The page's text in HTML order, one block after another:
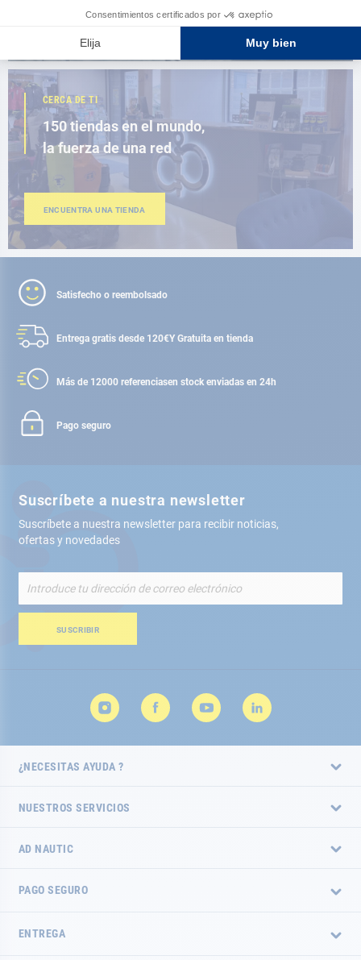
CERCA DE TI
150 tiendas en el mundo,
la fuerza de una red
ENCUENTRA UNA TIENDA
Satisfecho o reembolsado
Entrega gratis desde 120€Y Gratuita en tienda
Más de 12000 referenciasen stock enviadas en 24h
Pago seguro
Suscríbete a nuestra newsletter
Suscríbete a nuestra newsletter para recibir noticias,
ofertas y novedades
nuestro
de
SUSCRIBIR
¿NECESITAS AYUDA ?
NUESTROS SERVICIOS
AD NAUTIC
PAGO SEGURO
ENTREGA